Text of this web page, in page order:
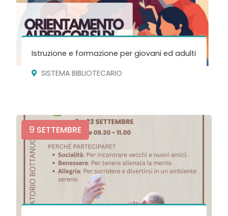
Istruzione e formazione per giovani ed adulti
SISTEMA BIBLIOTECARIO
9 SETTEMBRE